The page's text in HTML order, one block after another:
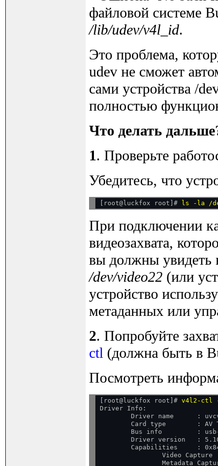
файловой системе
/lib/udev/v4l_id.
Это проблема,
udev не сможет
сами устройства /
полностью
Что делать
1. Проверьте
Убедитесь, что
[root@luckfox root]#
При подключении
видеозахвата,
вы должны увидеть
/dev/video22 (или
устройство
метаданных или
2. Попробуйте
ctl (должна быть в
Посмотреть
[root@luckfox root]# v4l2-ctl
Driver Info:
Driver name      :
Card type        : AV
Bus info         :
Driver version   :
Capabilities     :
                Video Capture
Metadata